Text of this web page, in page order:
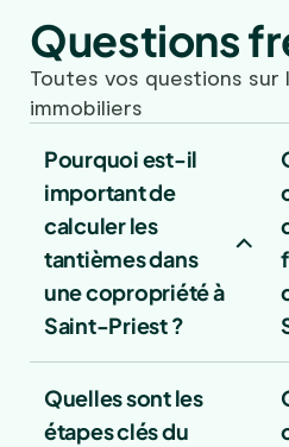
Questions
Toutes vos questions sur
immobiliers
Pourquoi est-il
important de
calculer les
tantièmes dans
une copropriété à
Saint-Priest ?
Quelles sont les
étapes clés du